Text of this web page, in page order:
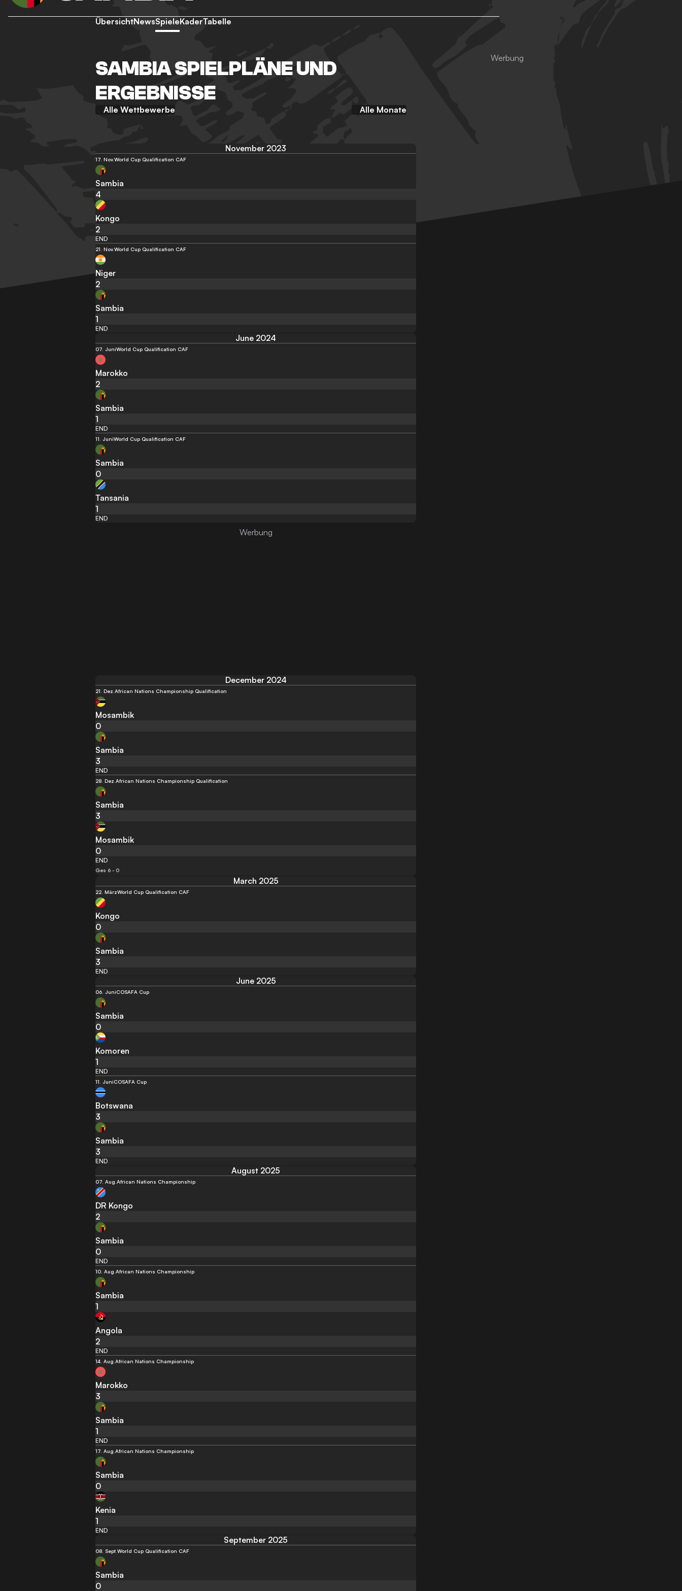
ÜbersichtNewsSpieleKaderTabelle
SAMBIA SPIELPLÄNE UND
ERGEBNISSE
Alle Wettbewerbe Alle Monate
November 2023
17. Nov.World Cup Qualification CAF
Sambia
4
Kongo
2
END
21. Nov.World Cup Qualification CAF
Niger
2
Sambia
1
END
June 2024
07. JuniWorld Cup Qualification CAF
Marokko
2
Sambia
1
END
11. JuniWorld Cup Qualification CAF
Sambia
0
Tansania
1
END
December 2024
21. Dez.African Nations Championship Qualification
Mosambik
0
Sambia
3
END
28. Dez.African Nations Championship Qualification
Sambia
3
Mosambik
0
END
Ges 6 - 0
March 2025
22. MärzWorld Cup Qualification CAF
Kongo
0
Sambia
3
END
June 2025
06. JuniCOSAFA Cup
Sambia
0
Komoren
1
END
11. JuniCOSAFA Cup
Botswana
3
Sambia
3
END
August 2025
07. Aug.African Nations Championship
DR Kongo
2
Sambia
0
END
10. Aug.African Nations Championship
Sambia
1
Angola
2
END
14. Aug.African Nations Championship
Marokko
3
Sambia
1
END
17. Aug.African Nations Championship
Sambia
0
Kenia
1
END
September 2025
08. Sept.World Cup Qualification CAF
Sambia
0